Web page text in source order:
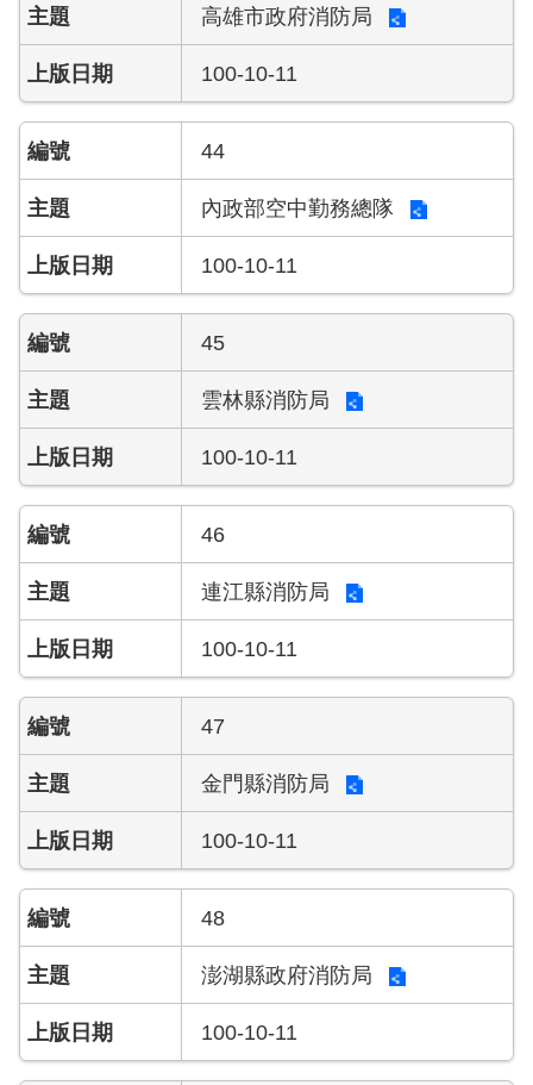
高雄市政府消防局
100-10-11
44
內政部空中勤務總隊
100-10-11
45
雲林縣消防局
100-10-11
46
連江縣消防局
100-10-11
47
金門縣消防局
100-10-11
48
澎湖縣政府消防局
100-10-11